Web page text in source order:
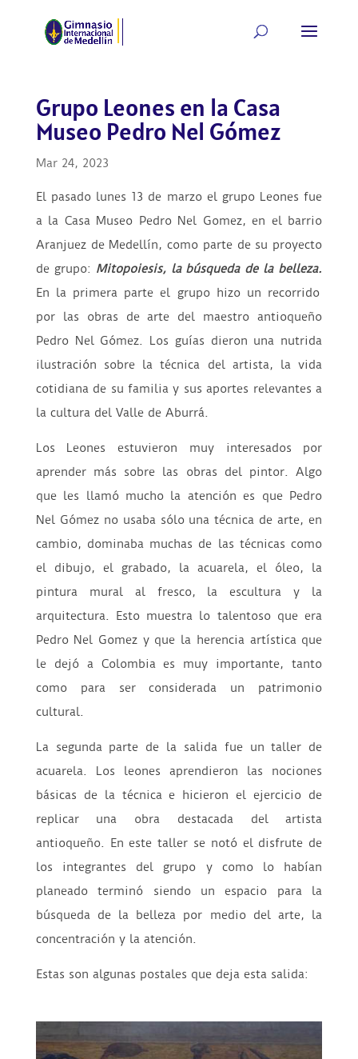
Grupo Leones en la Casa
Museo Pedro Nel Gómez
Mar 24, 2023
El pasado lunes 13 de marzo el grupo Leones fue
a la Casa Museo Pedro Nel Gomez, en el barrio
Aranjuez de Medellín, como parte de su proyecto
de grupo: Mitopoiesis, la búsqueda de la belleza.
En la primera parte el grupo hizo un recorrido
por las obras de arte del maestro antioqueño
Pedro Nel Gómez. Los guías dieron una nutrida
ilustración sobre la técnica del artista, la vida
cotidiana de su familia y sus aportes relevantes a
la cultura del Valle de Aburrá.
Los Leones estuvieron muy interesados por
aprender más sobre las obras del pintor. Algo
que les llamó mucho la atención es que Pedro
Nel Gómez no usaba sólo una técnica de arte, en
cambio, dominaba muchas de las técnicas como
el dibujo, el grabado, la acuarela, el óleo, la
pintura mural al fresco, la escultura y la
arquitectura. Esto muestra lo talentoso que era
Pedro Nel Gomez y que la herencia artística que
le dejó a Colombia es muy importante, tanto
como para ser considerada un patrimonio
cultural.
La segunda parte de la salida fue un taller de
acuarela. Los leones aprendieron las nociones
básicas de la técnica e hicieron el ejercicio de
replicar una obra destacada del artista
antioqueño. En este taller se notó el disfrute de
los integrantes del grupo y como lo habían
planeado terminó siendo un espacio para la
búsqueda de la belleza por medio del arte, la
concentración y la atención.
Estas son algunas postales que deja esta salida: